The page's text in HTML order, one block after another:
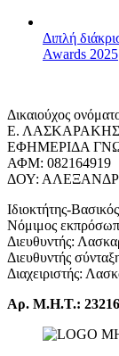
Διπλή
Awards 2025
Δικαιούχος
Ε. ΛΑΣΚΑΡΑΚΗΣ
ΕΦΗΜΕΡΙΔΑ
ΑΦΜ: 082164919
ΔΟΥ:
Ιδιοκτήτης-
Νόμιμος
Διευθυντής:
Διευθυντής
Διαχειριστής:
Αρ. Μ.Η.Τ.: